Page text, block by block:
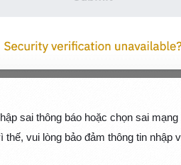
sai thông báo hoặc chọn sai
thế, vui lòng bảo đảm thông tin